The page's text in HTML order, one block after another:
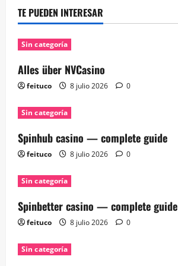
TE PUEDEN INTERESAR
Sin categoría
Alles über NVCasino
feituco 8 julio 2026 0
Sin categoría
Spinhub casino — complete guide
feituco 8 julio 2026 0
Sin categoría
Spinbetter casino — complete guide
feituco 8 julio 2026 0
Sin categoría